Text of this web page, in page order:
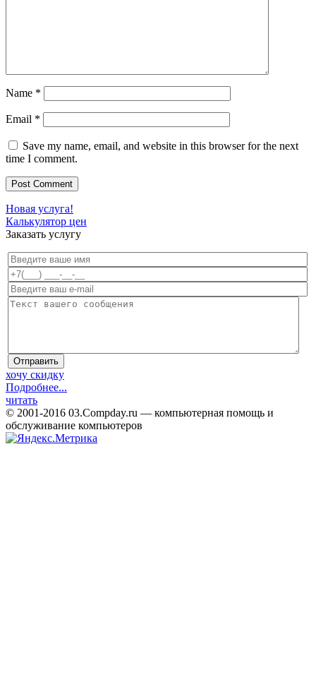
Name *
Email *
Save my name, email, and website in this browser for the next
time I comment.
Новая услуга!
Калькулятор цен
Заказать услугу
хочу скидку
Подробнее...
читать
© 2001-2016 03.Сompday.ru — компьютерная помощь и
обслуживание компьютеров